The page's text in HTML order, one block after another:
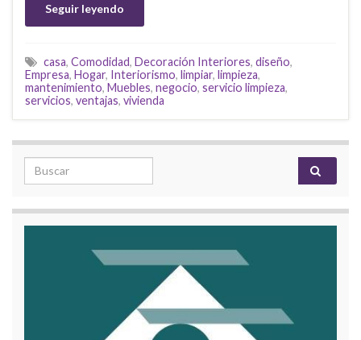
Seguir leyendo
casa, Comodidad, Decoración Interiores, diseño,
Empresa, Hogar, Interiorismo, limpiar, limpieza,
mantenimiento, Muebles, negocio, servicio limpieza,
servicios, ventajas, vivienda
Search for: